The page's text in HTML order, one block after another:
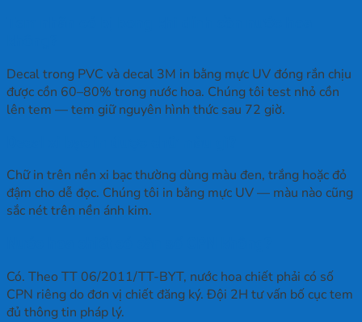
Decal trong PVC và decal 3M in bằng mực UV đóng rắn chịu
được cồn 60–80% trong nước hoa. Chúng tôi test nhỏ cồn
lên tem — tem giữ nguyên hình thức sau 72 giờ.
Chữ in trên nền xi bạc thường dùng màu đen, trắng hoặc đỏ
đậm cho dễ đọc. Chúng tôi in bằng mực UV — màu nào cũng
sắc nét trên nền ánh kim.
Có. Theo TT 06/2011/TT-BYT, nước hoa chiết phải có số
CPN riêng do đơn vị chiết đăng ký. Đội 2H tư vấn bố cục tem
đủ thông tin pháp lý.